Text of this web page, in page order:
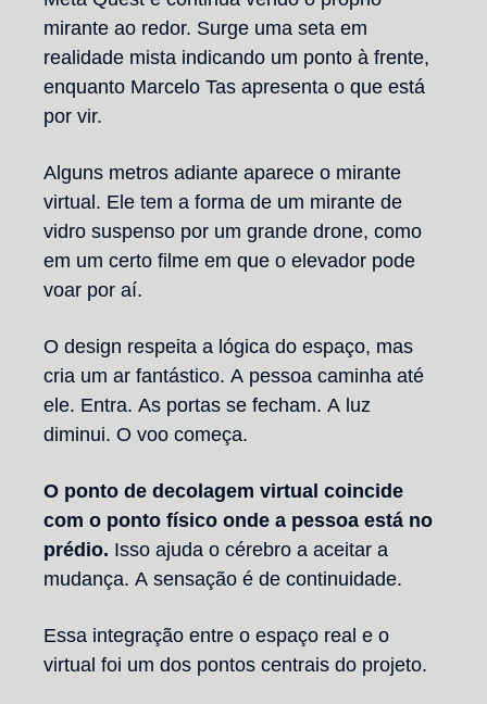
mirante ao redor. Surge uma seta em
realidade mista indicando um ponto à frente,
enquanto Marcelo Tas apresenta o que está
por vir.
Alguns metros adiante aparece o mirante
virtual. Ele tem a forma de um mirante de
vidro suspenso por um grande drone, como
em um certo filme em que o elevador pode
voar por aí.
O design respeita a lógica do espaço, mas
cria um ar fantástico. A pessoa caminha até
ele. Entra. As portas se fecham. A luz
diminui. O voo começa.
O ponto de decolagem virtual coincide
com o ponto físico onde a pessoa está no
prédio. Isso ajuda o cérebro a aceitar a
mudança. A sensação é de continuidade.
Essa integração entre o espaço real e o
virtual foi um dos pontos centrais do projeto.